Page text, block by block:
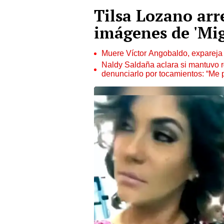
Tilsa Lozano
imágenes de
Muere Víctor Angobaldo,
Naldy Saldaña aclara si mantuvo
denunciarlo por tocamientos: “Me